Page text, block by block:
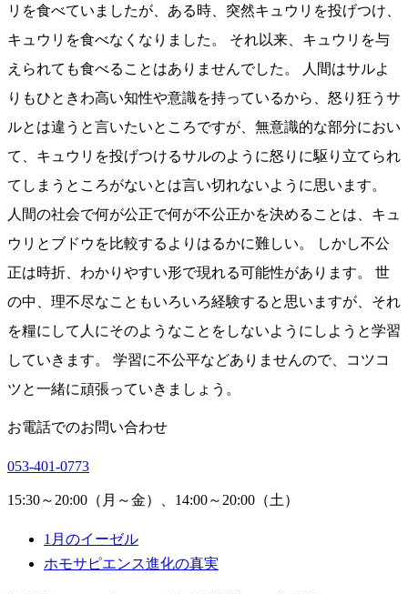
リを食べていましたが、ある時、突然キュウリを投げつけ、
キュウリを食べなくなりました。 それ以来、キュウリを与
えられても食べることはありませんでした。 人間はサルよ
りもひときわ高い知性や意識を持っているから、怒り狂うサ
ルとは違うと言いたいところですが、無意識的な部分におい
て、キュウリを投げつけるサルのように怒りに駆り立てられ
てしまうところがないとは言い切れないように思います。
人間の社会で何が公正で何が不公正かを決めることは、キュ
ウリとブドウを比較するよりはるかに難しい。 しかし不公
正は時折、わかりやすい形で現れる可能性があります。 世
の中、理不尽なこともいろいろ経験すると思いますが、それ
を糧にして人にそのようなことをしないようにしようと学習
していきます。 学習に不公平などありませんので、コツコ
ツと一緒に頑張っていきましょう。
お電話でのお問い合わせ
053-401-0773
15:30～20:00（月～金）、14:00～20:00（土）
1月のイーゼル
ホモサピエンス進化の真実